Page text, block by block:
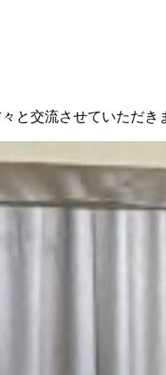
と交流させていただき